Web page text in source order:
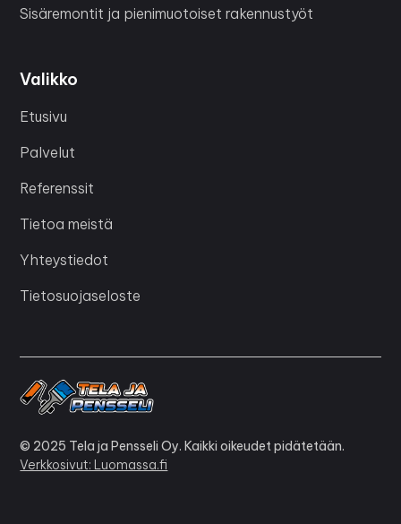
Sisäremontit ja pienimuotoiset rakennustyöt
Valikko
Etusivu
Palvelut
Referenssit
Tietoa meistä
Yhteystiedot
Tietosuojaseloste
© 2025 Tela ja Pensseli Oy. Kaikki oikeudet pidätetään.
Verkkosivut: Luomassa.fi